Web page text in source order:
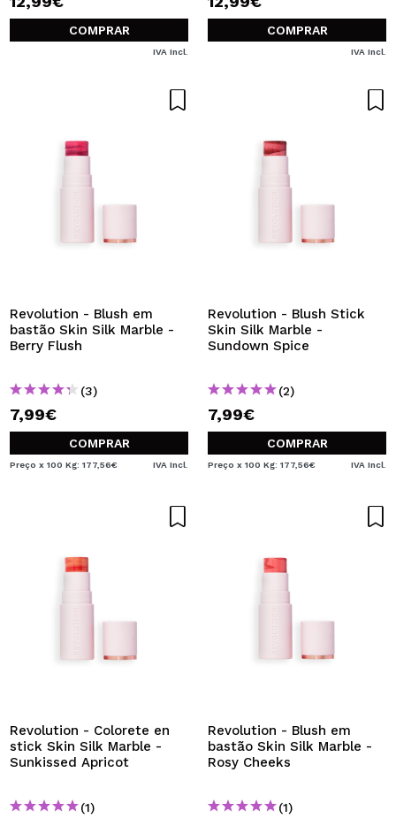
COMPRAR
IVA Incl.
COMPRAR
IVA Incl.
Revolution - Blush em
bastão Skin Silk Marble -
Berry Flush
(3)
7,99€
COMPRAR
Preço x 100 Kg: 177,56€ IVA Incl.
Revolution - Blush Stick
Skin Silk Marble -
Sundown Spice
(2)
7,99€
COMPRAR
Preço x 100 Kg: 177,56€ IVA Incl.
Revolution - Colorete en
stick Skin Silk Marble -
Sunkissed Apricot
(1)
Revolution - Blush em
bastão Skin Silk Marble -
Rosy Cheeks
(1)